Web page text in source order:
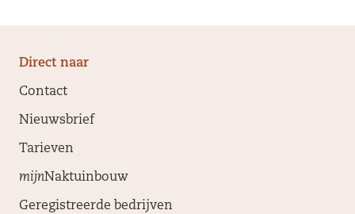
Direct naar
Contact
Nieuwsbrief
Tarieven
mijnNaktuinbouw
Geregistreerde bedrijven